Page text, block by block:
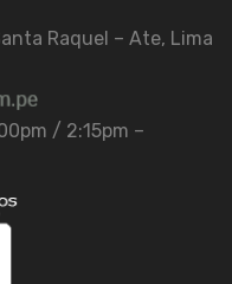
Raquel – Ate, Lima
/ 2:15pm –